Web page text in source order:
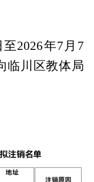
2026年7月7
临川区教体局